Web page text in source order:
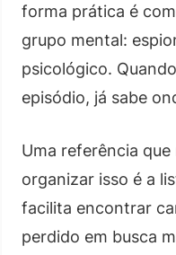
forma prática é
grupo mental:
psicológico.
episódio, já sabe
Uma referência
organizar isso é a
facilita encontrar
perdido em busca